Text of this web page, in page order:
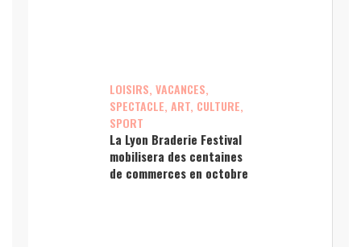
LOISIRS, VACANCES,
SPECTACLE, ART, CULTURE,
SPORT
La Lyon Braderie Festival
mobilisera des centaines
de commerces en octobre